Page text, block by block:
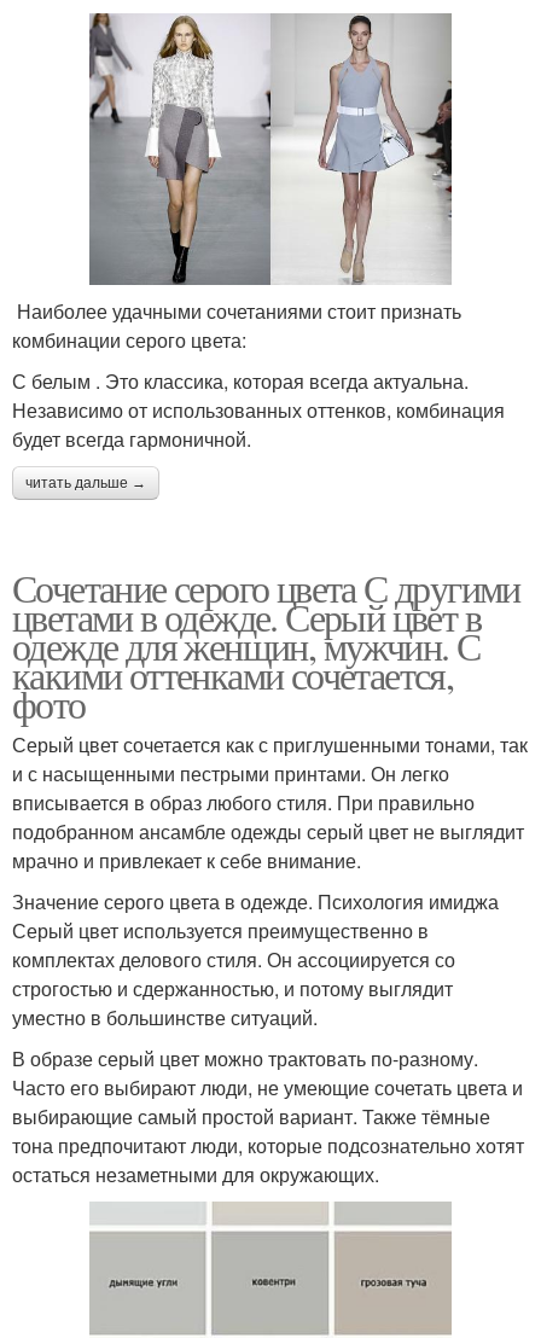
Наиболее удачными сочетаниями стоит признать
комбинации серого цвета:
С белым . Это классика, которая всегда актуальна.
Независимо от использованных оттенков, комбинация
будет всегда гармоничной.
читать дальше →
Сочетание серого цвета С другими
цветами в одежде. Серый цвет в
одежде для женщин, мужчин. С
какими оттенками сочетается,
фото
Серый цвет сочетается как с приглушенными тонами, так
и с насыщенными пестрыми принтами. Он легко
вписывается в образ любого стиля. При правильно
подобранном ансамбле одежды серый цвет не выглядит
мрачно и привлекает к себе внимание.
Значение серого цвета в одежде. Психология имиджа
Серый цвет используется преимущественно в
комплектах делового стиля. Он ассоциируется со
строгостью и сдержанностью, и потому выглядит
уместно в большинстве ситуаций.
В образе серый цвет можно трактовать по-разному.
Часто его выбирают люди, не умеющие сочетать цвета и
выбирающие самый простой вариант. Также тёмные
тона предпочитают люди, которые подсознательно хотят
остаться незаметными для окружающих.